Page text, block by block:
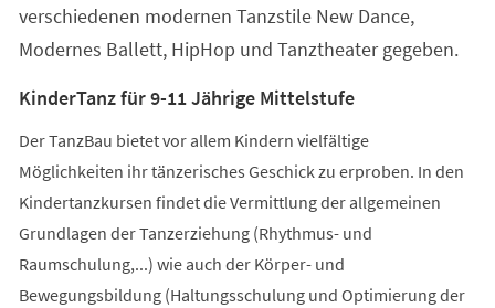
verschiedenen modernen Tanzstile New Dance,
Modernes Ballett, HipHop und Tanztheater gegeben.
KinderTanz für 9-11 Jährige Mittelstufe
Der TanzBau bietet vor allem Kindern vielfältige
Möglichkeiten ihr tänzerisches Geschick zu erproben. In den
Kindertanzkursen findet die Vermittlung der allgemeinen
Grundlagen der Tanzerziehung (Rhythmus- und
Raumschulung,...) wie auch der Körper- und
Bewegungsbildung (Haltungsschulung und Optimierung der